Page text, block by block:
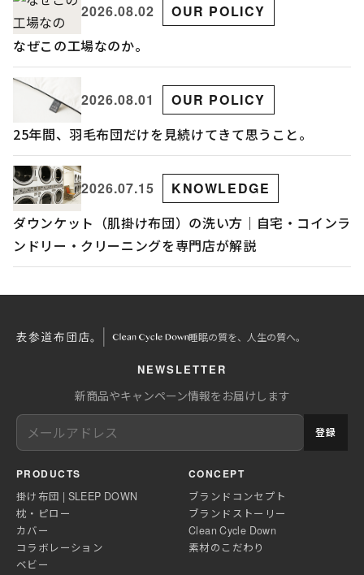
2026.08.02 OUR POLICY
なぜこの工場なのか。
2026.08.01 OUR POLICY
25年間、羽毛布団だけを見続けてきて思うこと。
2026.07.15 KNOWLEDGE
ダウンケット（肌掛け布団）の洗い方｜自宅・コインラ
ンドリー・クリーニングを専門店が解説
睡眠の質を、人生の質へ。
NEWSLETTER
新商品やキャンペーン情報をお届けします
登録
PRODUCTS
掛け布団 | SLEEP DOWN
枕・ピロー
カバー
コラボレーション
ベビー
CONCEPT
ブランドコンセプト
ブランドストーリー
Clean Cycle Down
素材のこだわり